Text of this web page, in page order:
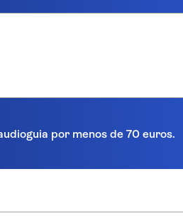
por menos de 70 euros.